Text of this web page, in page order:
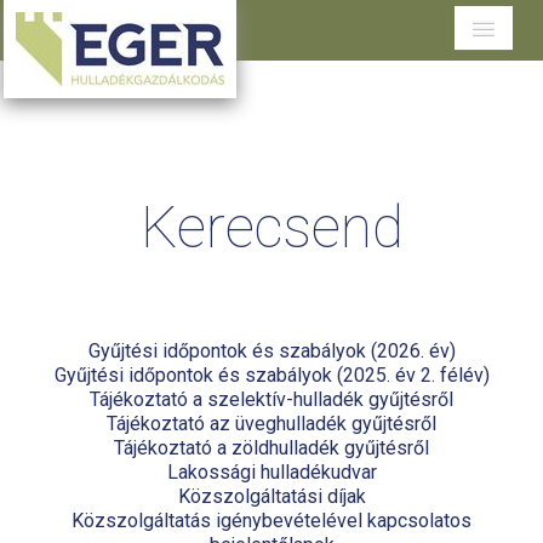
Szolgáltatások területenkéntKerecsend
Gyűjtési időpontok és szabályok (2026. év)
Gyűjtési időpontok és szabályok (2025. év 2. félév)
Tájékoztató a szelektív-hulladék gyűjtésről
Tájékoztató az üveghulladék gyűjtésről
Tájékoztató a zöldhulladék gyűjtésről
Lakossági hulladékudvar
Közszolgáltatási díjak
Közszolgáltatás igénybevételével kapcsolatos